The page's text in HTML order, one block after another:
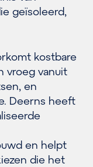
geïsoleerd,
kostbare
vroeg vanuit
en
Deerns heeft
en helpt
die het